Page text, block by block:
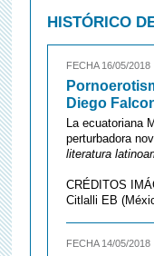
HISTÓRICO
FECHA 16/05/2018
Diego
La ecuatoriana
perturbadora
literatura
CRÉDITOS
Citlalli EB
FECHA 14/05/2018